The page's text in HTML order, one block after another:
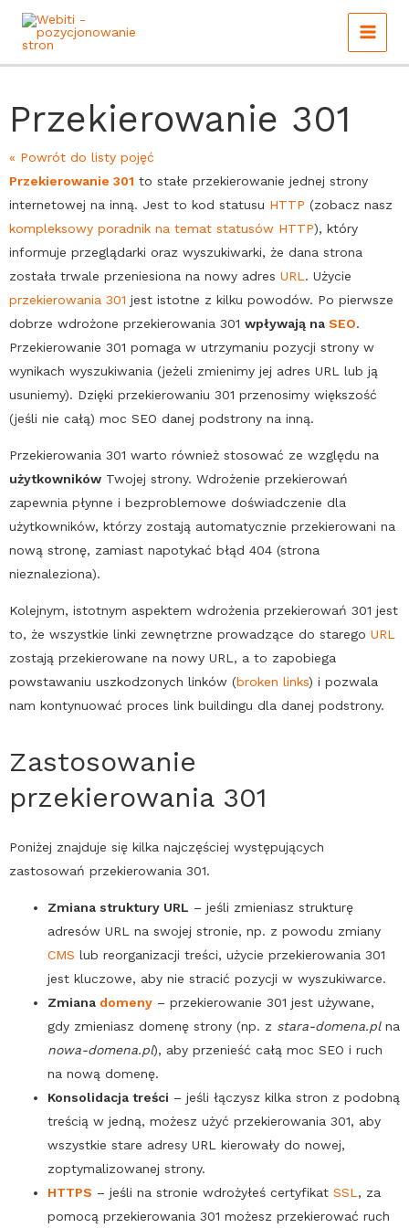
Skip
Main
Menu
Przekierowanie 301
« Powrót do listy pojęć
Przekierowanie 301 to stałe przekierowanie jednej strony
internetowej na inną. Jest to kod statusu HTTP (zobacz nasz
kompleksowy poradnik na temat statusów HTTP), który
informuje przeglądarki oraz wyszukiwarki, że dana strona
została trwale przeniesiona na nowy adres URL . Użycie
przekierowania 301 jest istotne z kilku powodów. Po pierwsze
dobrze wdrożone przekierowania 301 wpływają na SEO.
Przekierowanie 301 pomaga w utrzymaniu pozycji strony w
wynikach wyszukiwania (jeżeli zmienimy jej adres URL lub ją
usuniemy). Dzięki przekierowaniu 301 przenosimy większość
(jeśli nie całą) moc SEO danej podstrony na inną.
Przekierowania 301 warto również stosować ze względu na
użytkowników Twojej strony. Wdrożenie przekierowań
zapewnia płynne i bezproblemowe doświadczenie dla
użytkowników, którzy zostają automatycznie przekierowani na
nową stronę, zamiast napotykać błąd 404 (strona
nieznaleziona).
Kolejnym, istotnym aspektem wdrożenia przekierowań 301 jest
to, że wszystkie linki zewnętrzne prowadzące do starego URL
zostają przekierowane na nowy URL, a to zapobiega
powstawaniu uszkodzonych linków (broken links) i pozwala
nam kontynuować proces link buildingu dla danej podstrony.
Zastosowanie
przekierowania 301
Poniżej znajduje się kilka najczęściej występujących
zastosowań przekierowania 301.
Zmiana struktury URL – jeśli zmieniasz strukturę
adresów URL na swojej stronie, np. z powodu zmiany
CMS lub reorganizacji treści, użycie przekierowania 301
jest kluczowe, aby nie stracić pozycji w wyszukiwarce.
Zmiana domeny – przekierowanie 301 jest używane,
gdy zmieniasz domenę strony (np. z stara-domena.plna
nowa-domena.pl), aby przenieść całą moc SEO i ruch
na nową domenę.
Konsolidacja treści – jeśli łączysz kilka stron z podobną
treścią w jedną, możesz użyć przekierowania 301, aby
wszystkie stare adresy URL kierowały do nowej,
zoptymalizowanej strony.
HTTPS – jeśli na stronie wdrożyłeś certyfikat SSL , za
pomocą przekierowania 301 możesz przekierować ruch